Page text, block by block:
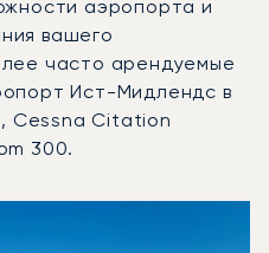
аэропорта и
вашего
часто арендуемые
Ист-Мидлендс в
Cessna Citation
300.